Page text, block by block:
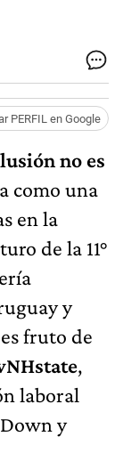
PERFIL en Google
no es
como una
en la
de la 11°
y
fruto de
,
laboral
y